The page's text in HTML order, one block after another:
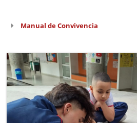
Manual
Convivencia
Manual de Convivencia